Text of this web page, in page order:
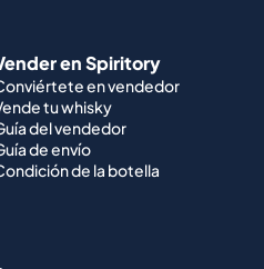
en Spiritory
en vendedor
tu whisky
del vendedor
de envío
de la botella